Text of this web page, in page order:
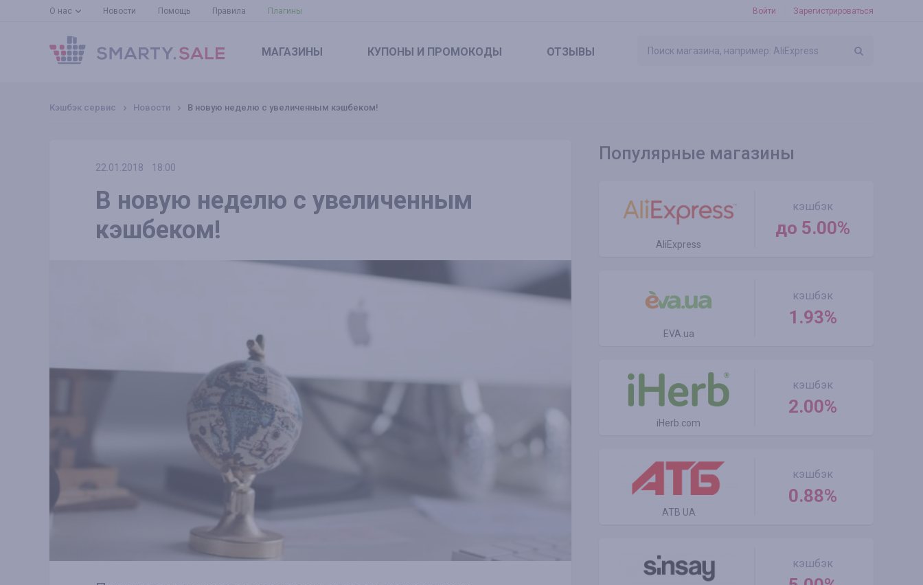
О нас Новости Помощь Правила Плагины Войти Зарегистрироваться
МАГАЗИНЫ КУПОНЫ И ПРОМОКОДЫ ОТЗЫВЫ
Кэшбэк сервис Новости В новую неделю с увеличенным кэшбеком!
22.01.2018 18:00
В новую неделю с увеличенным
кэшбеком!
Популярные магазины
AliExpress
кэшбэк
до 5.00%
EVA.ua
кэшбэк
1.93%
iHerb.com
кэшбэк
2.00%
ATB UA
кэшбэк
0.88%
кэшбэк